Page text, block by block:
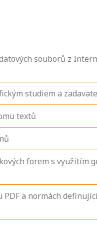
souborů z
studiem a
textů
forem s využitím
a normách